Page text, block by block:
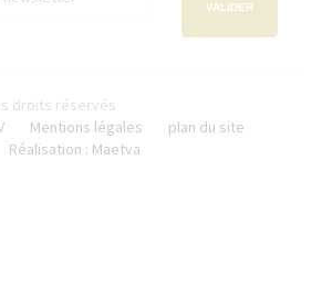
VALIDER
droits réservés
Mentions légales
plan du site
Réalisation : Maetva